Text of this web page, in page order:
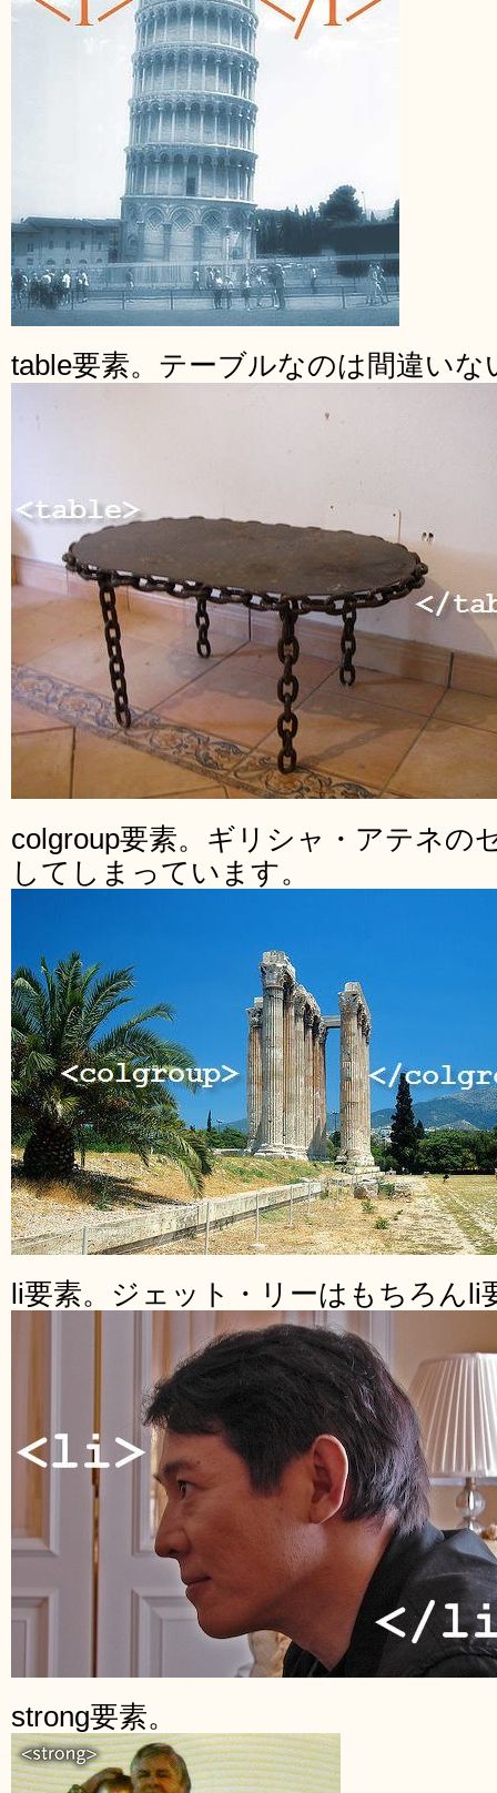
table要素。テーブルなのは間違いな
colgroup要素。ギリシャ・アテネの
してしまっています。
li要素。ジェット・リーはもちろんli
strong要素。